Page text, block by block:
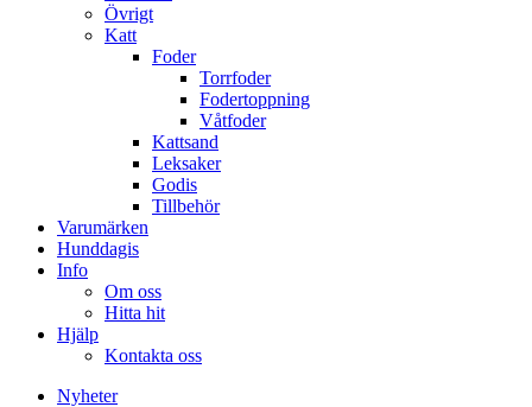
Övrigt
Katt
Foder
Torrfoder
Fodertoppning
Våtfoder
Kattsand
Leksaker
Godis
Tillbehör
Varumärken
Hunddagis
Info
Om oss
Hitta hit
Hjälp
Kontakta oss
Nyheter